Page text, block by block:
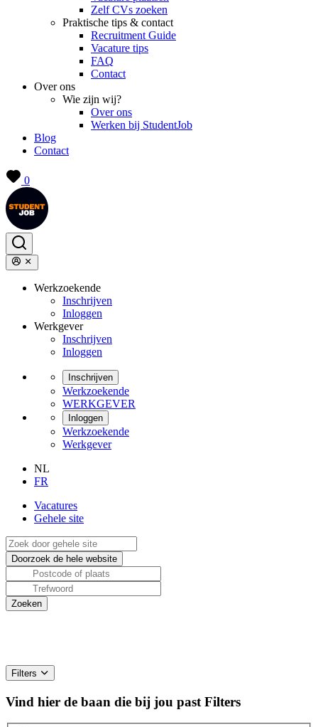
Zelf CVs zoeken
Praktische tips & contact
Recruitment Guide
Vacature tips
FAQ
Contact
Over ons
Wie zijn wij?
Over ons
Werken bij StudentJob
Blog
Contact
0
Werkzoekende
Inschrijven
Inloggen
Werkgever
Inschrijven
Inloggen
Inschrijven
Werkzoekende
WERKGEVER
Inloggen
Werkzoekende
Werkgever
NL
FR
Vacatures
Gehele site
Filters
Vind hier de baan die bij jou past Filters